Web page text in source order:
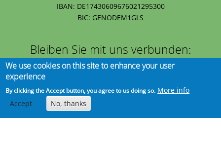
IBAN: DE17430609676021295300
BIC: GENODEM1GLS
Bleiben Sie mit uns verbunden:
We use cookies on this site to enhance your user
experience
By clicking the Accept button, you agree to us doing so. More info
Accept
No, thanks